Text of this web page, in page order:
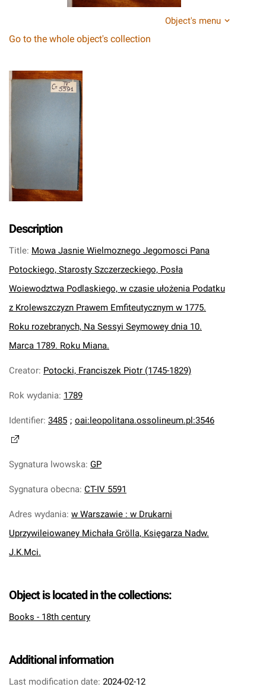
Object's menu
Go to the whole object's collection
Description
Title: Mowa Jasnie Wielmoznego Jegomosci Pana
Potockiego, Starosty Szczerzeckiego, Posła
Woiewodztwa Podlaskiego, w czasie ułożenia Podatku
z Krolewszczyzn Prawem Emfiteutycznym w 1775.
Roku rozebranych, Na Sessyi Seymowey dnia 10.
Marca 1789. Roku Miana.
Creator: Potocki, Franciszek Piotr (1745-1829)
Rok wydania: 1789
Identifier: 3485 ; oai:leopolitana.ossolineum.pl:3546
Sygnatura lwowska: GP
Sygnatura obecna: CT-IV 5591
Adres wydania: w Warszawie : w Drukarni
Uprzywileiowaney Michała Grölla, Księgarza Nadw.
J.K.Mci.
Object is located in the collections:
Books - 18th century
Additional information
Last modification date: 2024-02-12